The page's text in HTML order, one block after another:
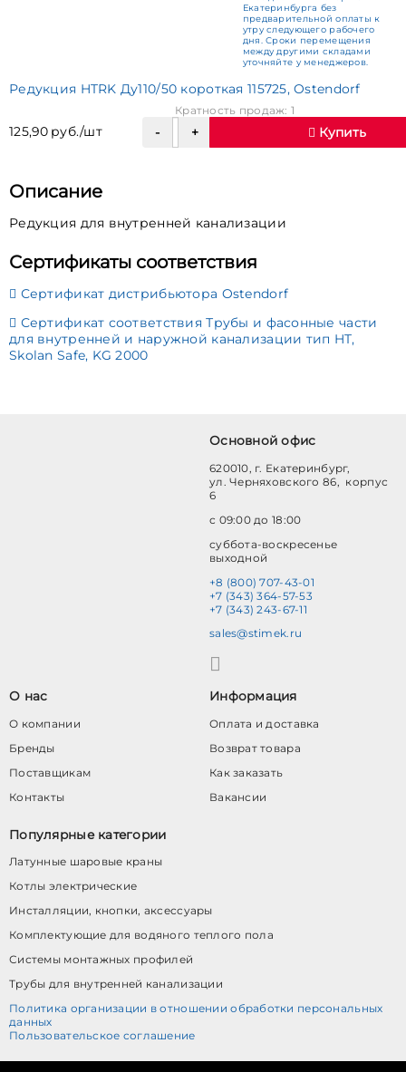
Екатеринбурга без
предварительной оплаты к
утру следующего рабочего
дня. Сроки перемещения
между другими складами
уточняйте у менеджеров.
Редукция HTRK Ду110/50 короткая 115725, Ostendorf
125,90 руб./шт
Кратность продаж: 1
Купить
Описание
Редукция для внутренней канализации
Сертификаты соответствия
Сертификат дистрибьютора Ostendorf
Сертификат соответствия Трубы и фасонные части
для внутренней и наружной канализации тип HT,
Skolan Safe, KG 2000
Основной офис
620010, г. Екатеринбург,
ул. Черняховского 86, корпус
6
с 09:00 до 18:00
суббота-воскресенье
выходной
+8 (800) 707-43-01
+7 (343) 364-57-53
+7 (343) 243-67-11
sales@stimek.ru
О нас
О компании
Бренды
Поставщикам
Контакты
Информация
Оплата и доставка
Возврат товара
Как заказать
Вакансии
Популярные категории
Латунные шаровые краны
Котлы электрические
Инсталляции, кнопки, аксессуары
Комплектующие для водяного теплого пола
Системы монтажных профилей
Трубы для внутренней канализации
Политика организации в отношении обработки персональных
данных
Пользовательское соглашение